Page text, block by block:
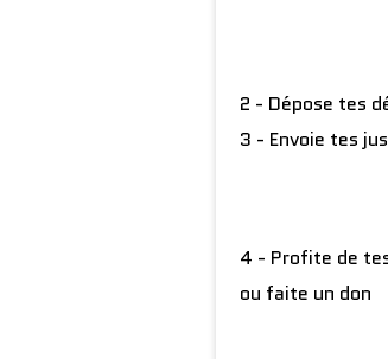
2 - Dépose tes
3 - Envoie tes
4 - Profite de
ou faite un don